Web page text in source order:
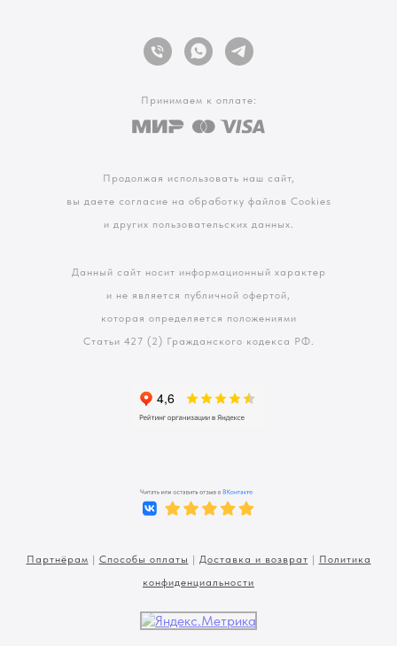
Принимаем к оплате:
Продолжая использовать наш сайт,
вы даете согласие на обработку файлов Cookies
и других пользовательских данных.
Данный сайт носит информационный характер
и не является публичной офертой,
которая определяется положениями
Статьи 427 (2) Гражданского кодекса РФ.
Партнёрам | Способы оплаты | Доставка и возврат | Политика
конфиденциальности